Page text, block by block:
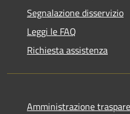
Segnalazione disservizio
Leggi le FAQ
Richiesta assistenza
Amministrazione